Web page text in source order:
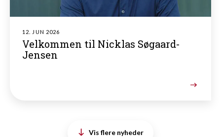
12. JUN 2026
Velkommen til Nicklas Søgaard-
Jensen
Vis flere nyheder